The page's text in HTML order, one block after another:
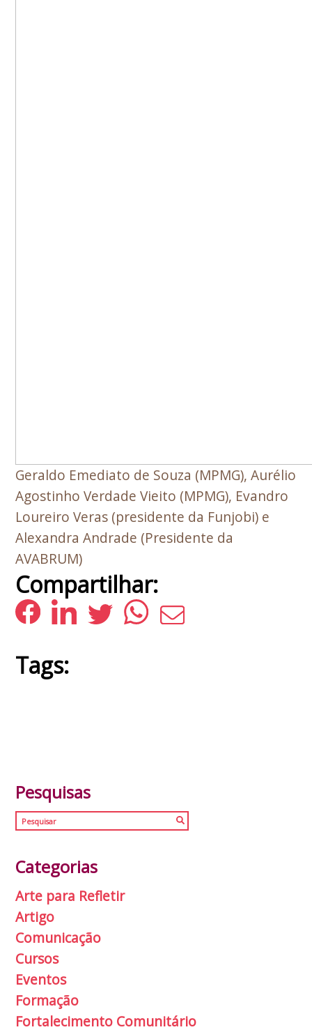
Geraldo Emediato de Souza (MPMG), Aurélio
Agostinho Verdade Vieito (MPMG), Evandro
Loureiro Veras (presidente da Funjobi) e
Alexandra Andrade (Presidente da
AVABRUM)
Compartilhar:
Tags:
Pesquisas
Categorias
Arte para Refletir
Artigo
Comunicação
Cursos
Eventos
Formação
Fortalecimento Comunitário